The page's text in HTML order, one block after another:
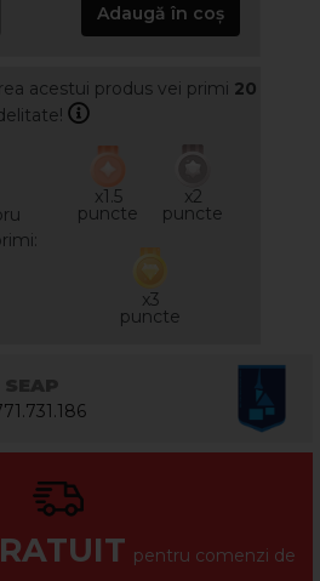
Adaugă în coș
acestui produs vei primi 20
x1.5
puncte
x2
puncte
x3
puncte
pentru comenzi de